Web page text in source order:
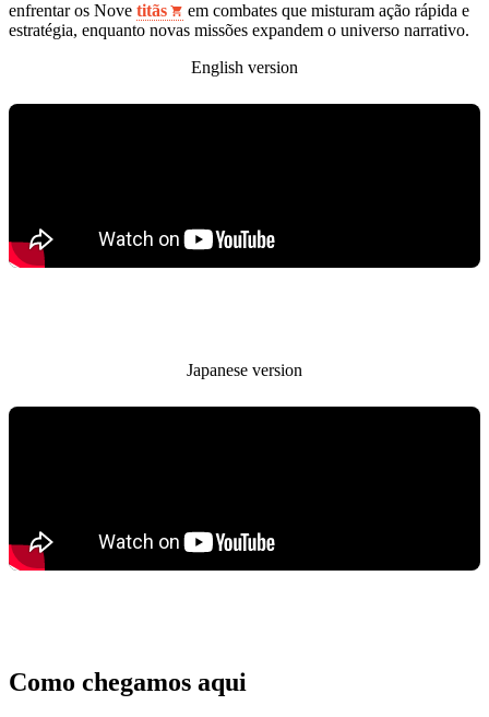
enfrentar os Nove titãs
em combates que misturam ação rápida e
estratégia, enquanto novas missões expandem o universo narrativo.
English version
Japanese version
Como chegamos aqui